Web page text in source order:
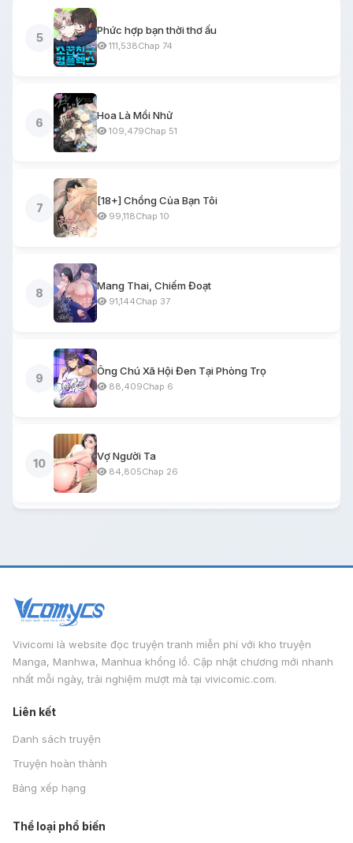
5
Phức hợp bạn thời thơ ấu
111,538Chap 74
6
Hoa Là Mồi Nhử
109,479Chap 51
7
[18+] Chồng Của Bạn Tôi
99,118Chap 10
8
Mang Thai, Chiếm Đoạt
91,144Chap 37
9
Ông Chú Xã Hội Đen Tại Phòng Trọ
88,409Chap 6
10
Vợ Người Ta
84,805Chap 26
Vivicomi là website đọc truyện tranh miễn phí với kho truyện
Manga, Manhwa, Manhua khổng lồ. Cập nhật chương mới nhanh
nhất mỗi ngày, trải nghiệm mượt mà tại vivicomic.com.
Liên kết
Danh sách truyện
Truyện hoàn thành
Bảng xếp hạng
Thể loại phổ biến